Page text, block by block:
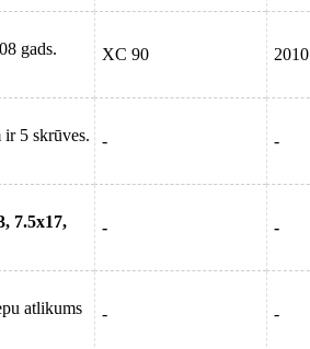
gads.
XC 90 2010
5 skrūves.
- -
7.5x17,
- -
atlikums
- -